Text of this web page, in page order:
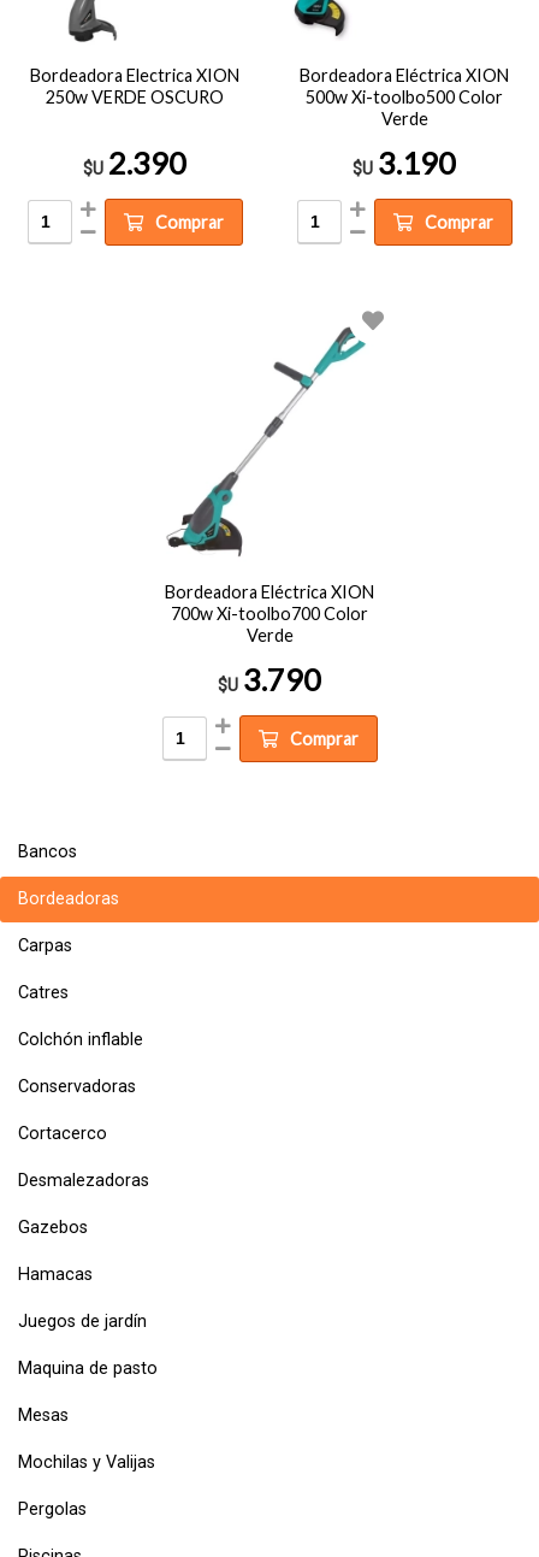
Bancos
Bordeadoras
Carpas
Catres
Colchón inflable
Conservadoras
Cortacerco
Desmalezadoras
Gazebos
Hamacas
Juegos de jardín
Maquina de pasto
Mesas
Mochilas y Valijas
Pergolas
Bordeadora Electrica XION
250w VERDE OSCURO
$U 2.390
Comprar
Bordeadora Eléctrica XION
500w Xi-toolbo500 Color
Verde
$U 3.190
Comprar
Bordeadora Eléctrica XION
700w Xi-toolbo700 Color
Verde
$U 3.790
Comprar